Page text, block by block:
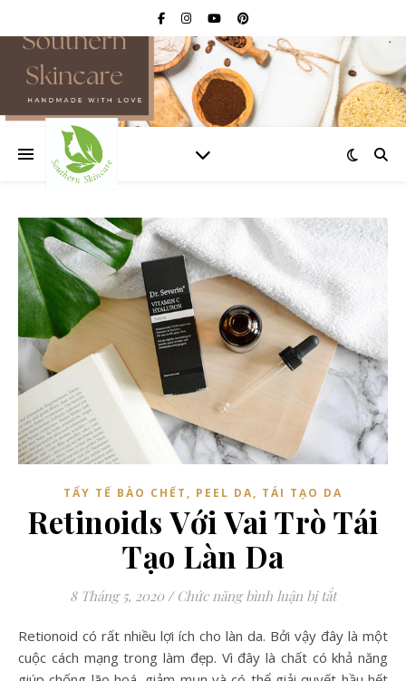
TẨY TẾ BÀO CHẾT, PEEL DA, TÁI TẠO DA
Retinoids Với Vai Trò Tái
Tạo Làn Da
8 Tháng 5, 2020 / Chức năng bình luận bị tắtở Retinoids
Retionoid có rất nhiều lợi ích cho làn da. Bởi vậy đây là một
cuộc cách mạng trong làm đẹp. Vì đây là chất có khả năng